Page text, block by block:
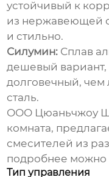
устойчивый к
из нержавеющей
и стильно.
Силумин: Сплав
дешевый
долговечный,
сталь.
ООО Цюаньчжоу
комната,
смесителей из
подробнее можно
Тип управления